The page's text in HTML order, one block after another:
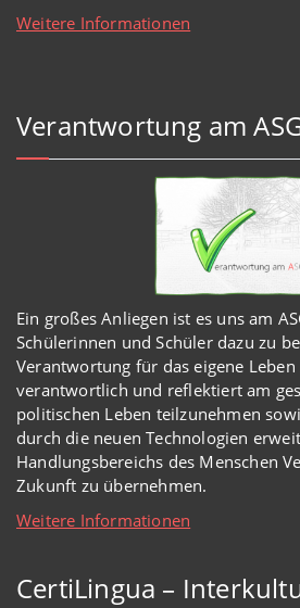
Weitere Informationen
Verantwortung am
Ein großes Anliegen ist es uns am
Schülerinnen und Schüler dazu zu
Verantwortung für das eigene
verantwortlich und reflektiert am
politischen Leben teilzunehmen
durch die neuen Technologien
Handlungsbereichs des Menschen
Zukunft zu übernehmen.
Weitere Informationen
CertiLingua –